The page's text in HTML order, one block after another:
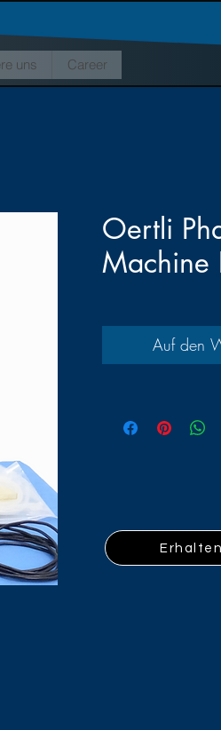
uns Career
Oertli
Machine
Auf den